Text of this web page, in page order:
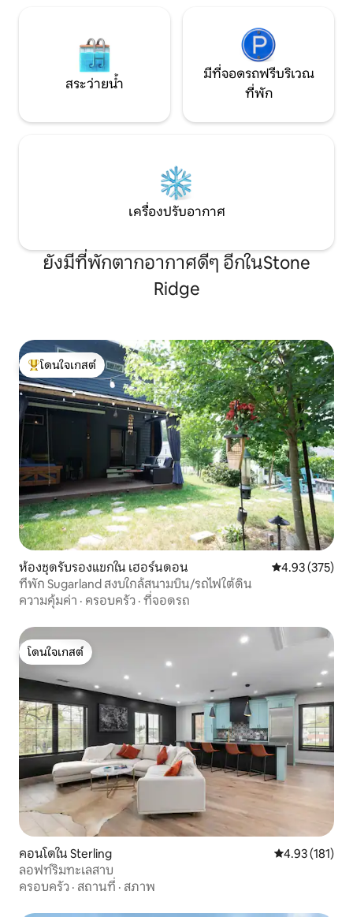
สระว่ายน้ำ
มีที่จอดรถฟรีบริเวณ
ที่พัก
เครื่องปรับอากาศ
ยังมีที่พักตากอากาศดีๆ อีกในStone
Ridge
โดนใจเกสต์ที่สุด
โดนใจเกสต์
ห้องชุดรับรองแขกใน เฮอร์นดอน คะแนนเฉลี่ย
4.93 (375)
ที่พัก Sugarland สงบใกล้สนามบิน/รถไฟใต้ดิน
ความคุ้มค่า · ครอบครัว · ที่จอดรถ
โดนใจเกสต์
โดนใจเกสต์
คอนโดใน Sterling คะแนนเฉลี่ย
4.93 (181)
ลอฟท์ริมทะเลสาบ
ครอบครัว · สถานที่ · สภาพ